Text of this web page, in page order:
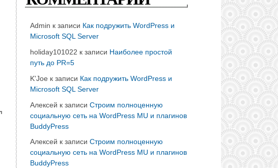
Admin к записи Как подружить WordPress и
Microsoft SQL Server
holiday101022 к записи Наиболее простой
путь до PR=5
K'Joe к записи Как подружить WordPress и
Microsoft SQL Server
Алексей к записи Строим полноценную
социальную сеть на WordPress MU и плагинов
BuddyPress
Алексей к записи Строим полноценную
социальную сеть на WordPress MU и плагинов
BuddyPress